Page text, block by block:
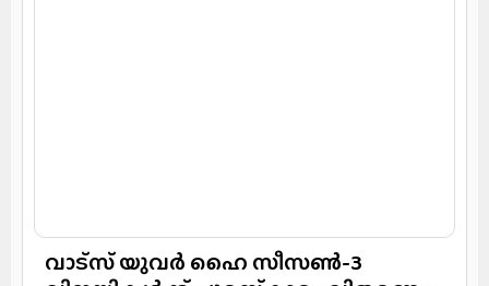
വാട്‌സ് യുവര്‍ ഹൈ സീസണ്‍-3